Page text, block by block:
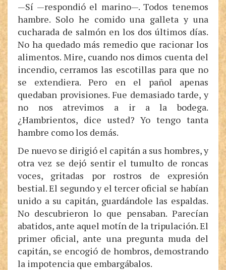
—Sí —respondió el marino—. Todos tenemos
hambre. Solo he comido una galleta y una
cucharada de salmón en los dos últimos días.
No ha quedado más remedio que racionar los
alimentos. Mire, cuando nos dimos cuenta del
incendio, cerramos las escotillas para que no
se extendiera. Pero en el pañol apenas
quedaban provisiones. Fue demasiado tarde, y
no nos atrevimos a ir a la bodega.
¿Hambrientos, dice usted? Yo tengo tanta
hambre como los demás.
De nuevo se dirigió el capitán a sus hombres, y
otra vez se dejó sentir el tumulto de roncas
voces, gritadas por rostros de expresión
bestial. El segundo y el tercer oficial se habían
unido a su capitán, guardándole las espaldas.
No descubrieron lo que pensaban. Parecían
abatidos, ante aquel motín de la tripulación. El
primer oficial, ante una pregunta muda del
capitán, se encogió de hombros, demostrando
la impotencia que embargábalos.